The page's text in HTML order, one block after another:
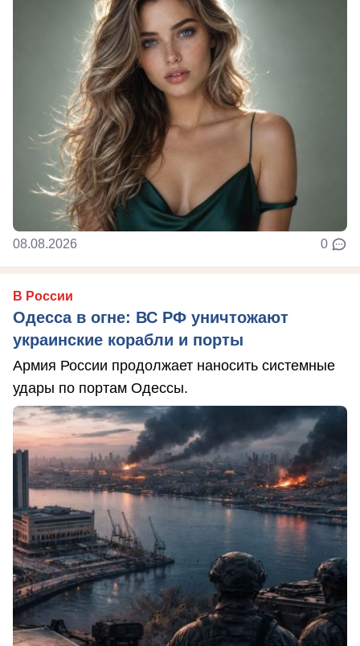
08.08.2026 0
В России
Одесса в огне: ВС РФ уничтожают
украинские корабли и порты
Армия России продолжает наносить системные
удары по портам Одессы.